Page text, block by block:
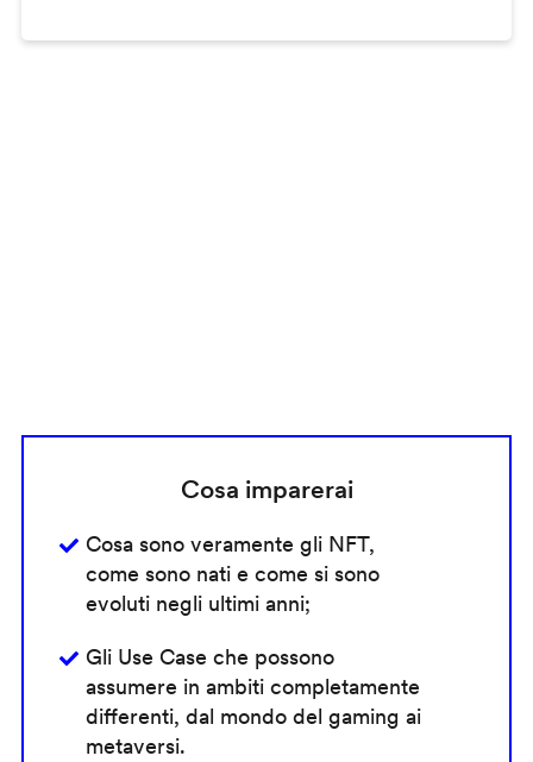
Cosa imparerai
Cosa sono veramente gli NFT,
come sono nati e come si sono
evoluti negli ultimi anni;
Gli Use Case che possono
assumere in ambiti completamente
differenti, dal mondo del gaming ai
metaversi.